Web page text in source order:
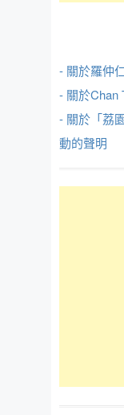
- 關於羅仲
- 關於Chan
- 關於「荔
動的聲明